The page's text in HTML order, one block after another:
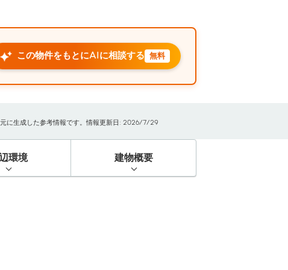
この物件をもとにAIに相談する 無料
に生成した参考情報です。情報更新日: 2026/7/29
環境 建物概要